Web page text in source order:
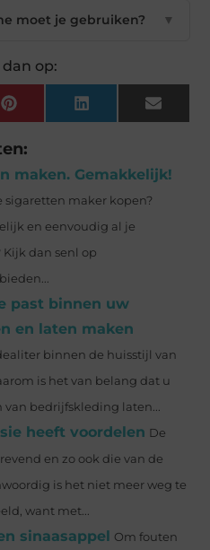
moet je gebruiken? ▼
op:
Pinterest LinkedIn Email
maken. Gemakkelijk!
sigaretten maker kopen?
en eenvoudig al je
dan senl op
past binnen uw
en laten maken
binnen de huisstijl van
is het van belang dat u
bedrijfskleding laten...
heeft voordelen De
en zo ook die van de
is het niet meer weg te
want met...
sinaasappel Om fouten